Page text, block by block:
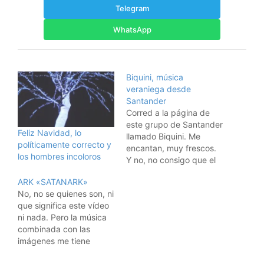
Telegram
WhatsApp
Feliz Navidad, lo
políticamente correcto y
los hombres incoloros
Biquini, música
veraniega desde
Santander
Corred a la página de
este grupo de Santander
llamado Biquini. Me
encantan, muy frescos.
Y no, no consigo que el
ARK «SATANARK»
No, no se quienes son, ni
que significa este vídeo
ni nada. Pero la música
combinada con las
imágenes me tiene